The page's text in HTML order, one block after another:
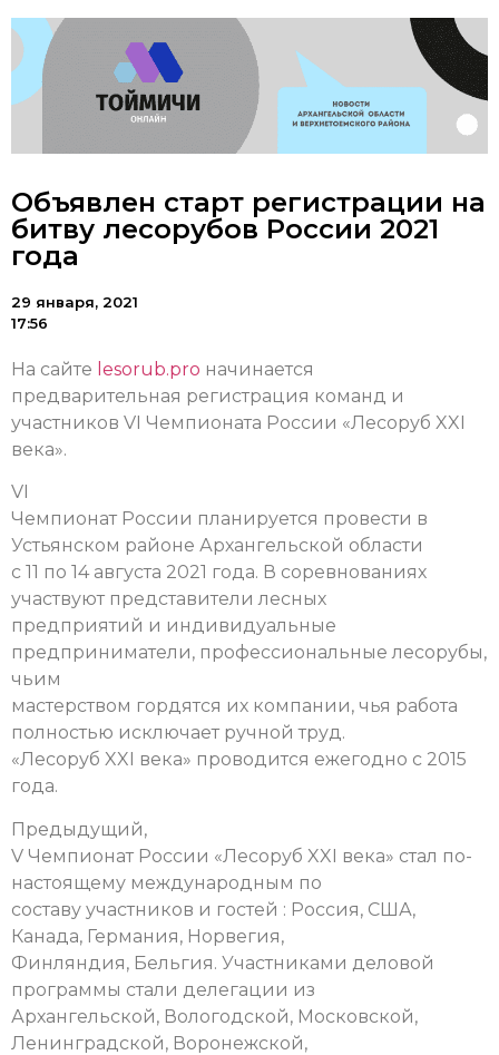
Объявлен старт регистрации на
битву лесорубов России 2021
года
29 января, 2021
17:56
На сайте lesorub.prо начинается
предварительная регистрация команд и
участников VI Чемпионата России «Лесоруб XXI
века».
VI
Чемпионат России планируется провести в
Устьянском районе Архангельской области
с 11 по 14 августа 2021 года. В соревнованиях
участвуют представители лесных
предприятий и индивидуальные
предприниматели, профессиональные лесорубы,
чьим
мастерством гордятся их компании, чья работа
полностью исключает ручной труд.
«Лесоруб XXI века» проводится ежегодно с 2015
года.
Предыдущий,
V Чемпионат России «Лесоруб XXI века» стал по-
настоящему международным по
составу участников и гостей : Россия, США,
Канада, Германия, Норвегия,
Финляндия, Бельгия. Участниками деловой
программы стали делегации из
Архангельской, Вологодской, Московской,
Ленинградской, Воронежской,